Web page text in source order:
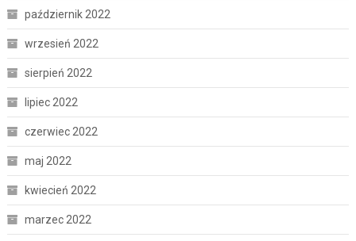
październik 2022
wrzesień 2022
sierpień 2022
lipiec 2022
czerwiec 2022
maj 2022
kwiecień 2022
marzec 2022